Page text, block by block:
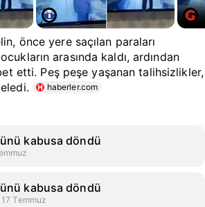
önce yere saçılan paraları
arasında kaldı, ardından
etti. Peş peşe yaşanan talihsizlikler,
haberler.com
kabusa döndü
kabusa döndü
17 Temmuz